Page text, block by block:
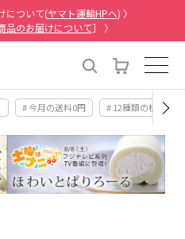
について(ヤマト運輸HPへ) 〉
品のお届けについて］ 〉
# 今月の送料0円 # 12種類の桃